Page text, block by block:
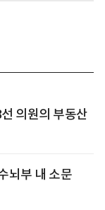
의원의 부동산
뇌부 내 소문